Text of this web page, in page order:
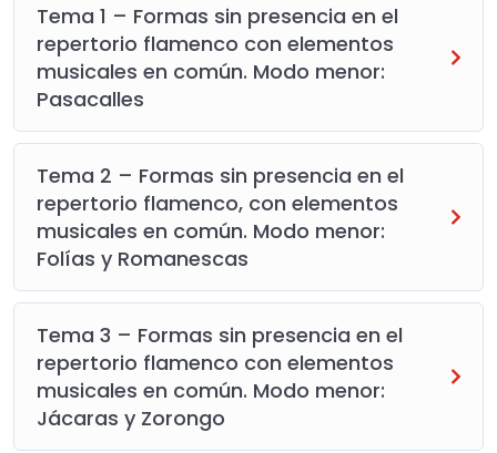
Tema 1 – Formas sin presencia en el
repertorio flamenco con elementos
musicales en común. Modo menor:
Pasacalles
Tema 2 – Formas sin presencia en el
repertorio flamenco, con elementos
musicales en común. Modo menor:
Folías y Romanescas
Tema 3 – Formas sin presencia en el
repertorio flamenco con elementos
musicales en común. Modo menor:
Jácaras y Zorongo